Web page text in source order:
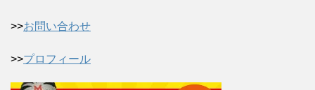
>>お問い合わせ
>>プロフィール